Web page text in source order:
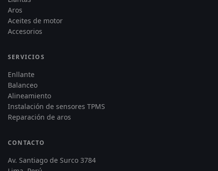
Aros
Aceites de motor
Accesorios
SERVICIOS
Enllante
Balanceo
Alineamiento
Instalación de sensores TPMS
Reparación de aros
CONTACTO
Av. Santiago de Surco 3784